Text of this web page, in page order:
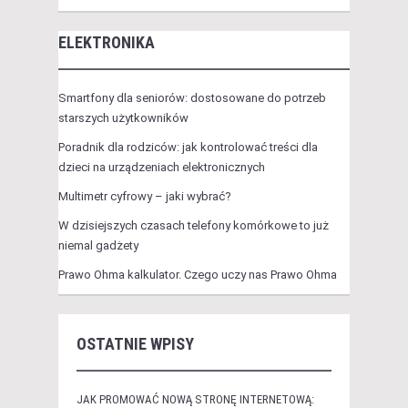
ELEKTRONIKA
Smartfony dla seniorów: dostosowane do potrzeb
starszych użytkowników
Poradnik dla rodziców: jak kontrolować treści dla
dzieci na urządzeniach elektronicznych
Multimetr cyfrowy – jaki wybrać?
W dzisiejszych czasach telefony komórkowe to już
niemal gadżety
Prawo Ohma kalkulator. Czego uczy nas Prawo Ohma
OSTATNIE WPISY
JAK PROMOWAĆ NOWĄ STRONĘ INTERNETOWĄ: